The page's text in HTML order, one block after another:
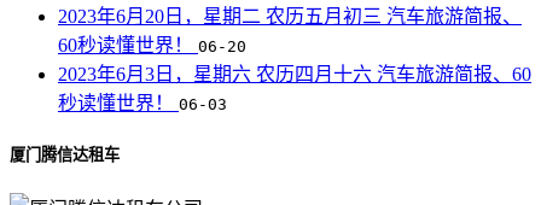
2023年6月20日，星期二 农历五月初三 汽车旅游简报、
60秒读懂世界！ 06-20
2023年6月3日，星期六 农历四月十六 汽车旅游简报、60
秒读懂世界！ 06-03
厦门腾信达租车